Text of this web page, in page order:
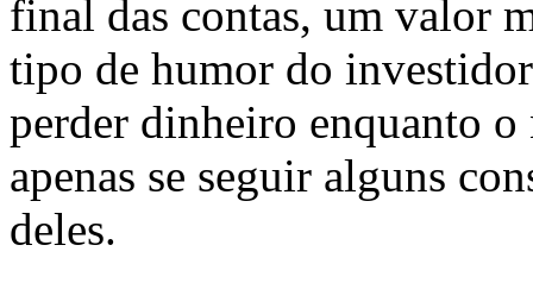
final das contas, um valor
tipo de humor do
perder dinheiro enquanto
apenas se seguir alguns
deles.